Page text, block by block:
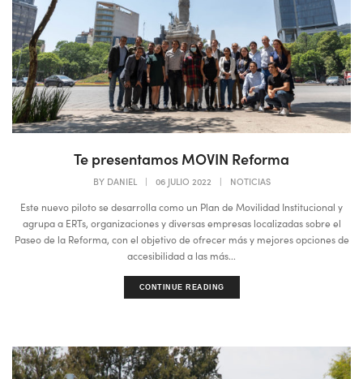
Te presentamos MOVIN Reforma
BY DANIEL | 06 JULIO 2022 | NOTICIAS
Este nuevo piloto se desarrolla como un Plan de Movilidad Institucional y
agrupa a ERTs, organizaciones y diversas empresas localizadas sobre el
Paseo de la Reforma, con el objetivo de ofrecer más y mejores opciones de
accesibilidad a las más...
CONTINUE READING